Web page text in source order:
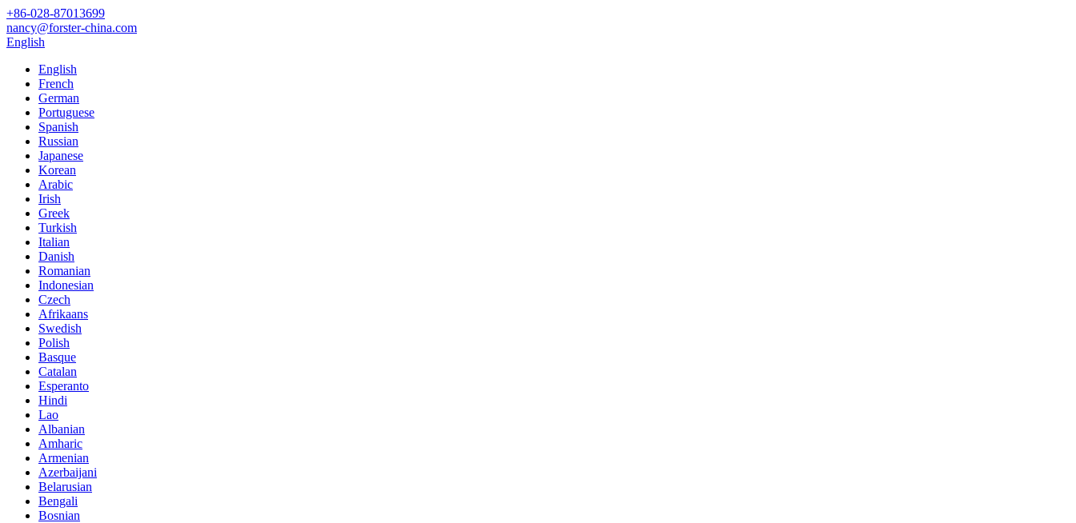
+86-028-87013699
nancy@forster-china.com
English
English
French
German
Portuguese
Spanish
Russian
Japanese
Korean
Arabic
Irish
Greek
Turkish
Italian
Danish
Romanian
Indonesian
Czech
Afrikaans
Swedish
Polish
Basque
Catalan
Esperanto
Hindi
Lao
Albanian
Amharic
Armenian
Azerbaijani
Belarusian
Bengali
Bosnian